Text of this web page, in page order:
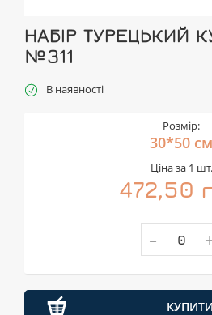
НАБІР ТУРЕЦЬКИЙ
№311
В наявності
Розмір:
30*50 см
Ціна за 1 шт.
472,50
-
КУПИТИ